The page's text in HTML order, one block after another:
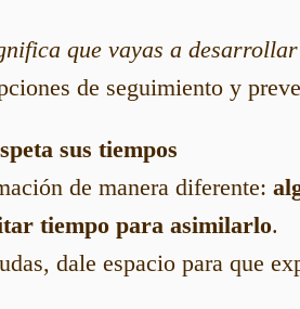
que vayas a
de seguimiento y
sus tiempos
de manera diferente:
tiempo para asimilarlo.
dale espacio para que